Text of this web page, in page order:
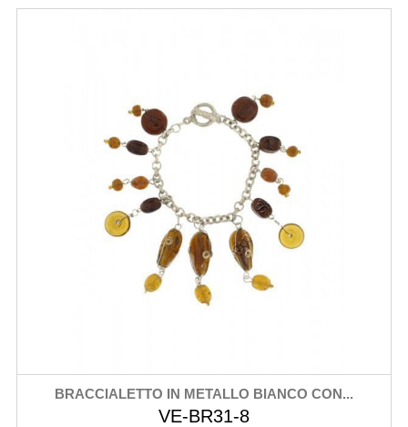
BRACCIALETTO IN METALLO BIANCO CON...
VE-BR31-8